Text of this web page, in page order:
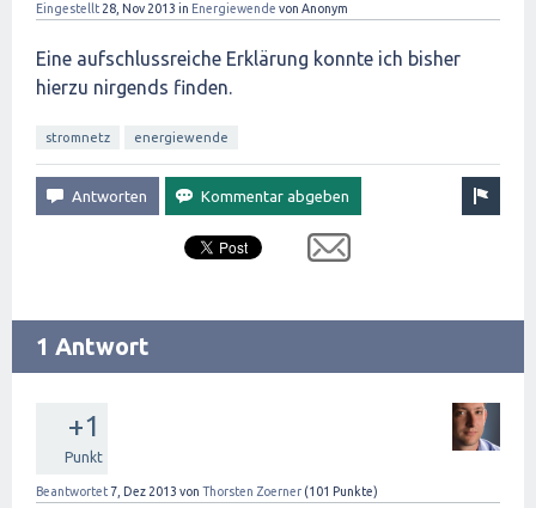
Eingestellt 28, Nov 2013 in Energiewende von Anonym
Eine aufschlussreiche Erklärung konnte ich bisher
hierzu nirgends finden.
stromnetz energiewende
1 Antwort
+1
Punkt
Beantwortet7, Dez 2013 von Thorsten Zoerner (101 Punkte)